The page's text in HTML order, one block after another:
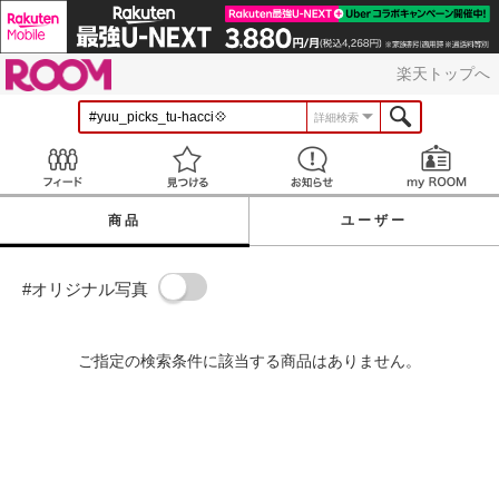
楽天トップへ
詳細検索
見つける お知らせ
商品 ユーザー
#オリジナル写真
ご指定の検索条件に該当する商品はありません。